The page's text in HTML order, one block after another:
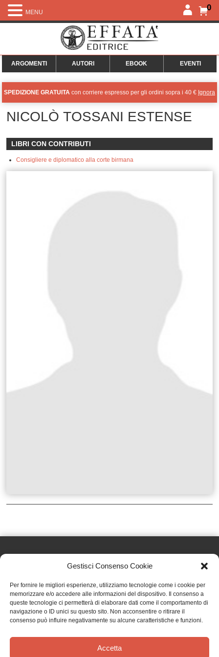
Gestisci Consenso Cookie
Per fornire le migliori esperienze, utilizziamo tecnologie come i cookie per
memorizzare e/o accedere alle informazioni del dispositivo. Il consenso a
queste tecnologie ci permetterà di elaborare dati come il comportamento di
navigazione o ID unici su questo sito. Non acconsentire o ritirare il
consenso può influire negativamente su alcune caratteristiche e funzioni.
Accetta
0
ARGOMENTI AUTORI EBOOK EVENTI
SPEDIZIONE GRATUITA con corriere espresso per gli ordini sopra i 40 € Ignora
NICOLÒ TOSSANI ESTENSE
LIBRI CON CONTRIBUTI
Consigliere e diplomatico alla corte birmana
Effatà Editrice di Pellegrino Paolo SAS
C.F. e P.IVA 09655250018
Via Tre Denti, 1 - 10060 Cantalupa (TO)
Telefono: (+39) 0121 353452 - Fax: (+39) 0121 353839
MENU